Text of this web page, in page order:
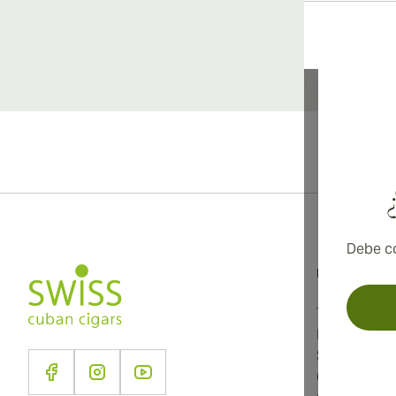
Debe
Información
Términos y
Política de
Sobre
Contacto